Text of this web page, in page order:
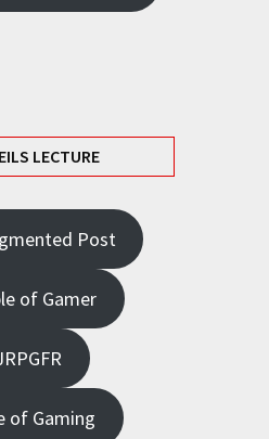
LECTURE
Post
of Gamer
of Gaming